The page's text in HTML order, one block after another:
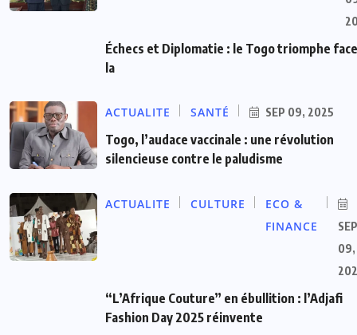
Échecs et Diplomatie : le Togo triomphe
la
ACTUALITE SANTÉ SEP 09, 2025
Togo, l’audace vaccinale : une révolution
silencieuse contre le paludisme
ACTUALITE CULTURE
ECO &
FINANCE
SEP
09,
“L’Afrique Couture” en ébullition : l’Adjafi
Fashion Day 2025 réinvente